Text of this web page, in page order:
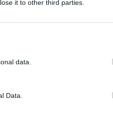
it to other third parties.
data.
Data.
surreale – spiega
precaria situazione
che piano piano
generazioni lo
che stanno